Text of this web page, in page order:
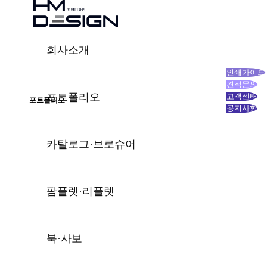
회사소개
포트폴리오
카탈로그·브로슈어
팜플렛·리플렛
북·사보
인쇄가이드
견적문의
고객센터
공지사항
포트폴리오